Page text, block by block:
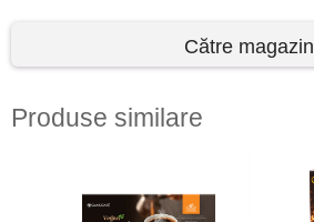
Către magazin
Produse similare